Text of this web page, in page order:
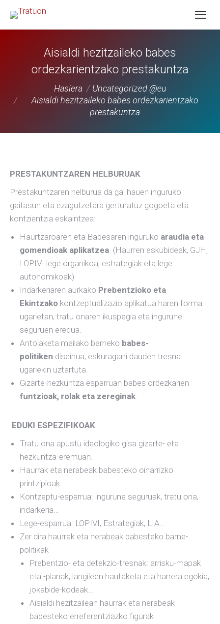
Aisialdi hezitzaileko babes
ordezkarientzako prestakuntza
You are here:Hasiera
Uncategorized @eu
Aisialdi hezitzaileko babes ordezkarientzako
prestakuntza
PRESTAKUNTZAREN HELBURUAK
Prestakuntzaren helburua da gai hauen inguruko
gaitasun eta ezagutzetara gerturatuz gogoeta eta
kontzientzia eskaintzea:
Haurtzaroaren eta Babesaren inguruko araudia eta
gomendioak aplikatzea. (Haurren eskubideak, GJH,
LOPIVI lege organikoa, estrategiak eta lege
autonomikoak)
Indarkeriaren aurkako Prebentzioko eta
Ekintzako kontzeptualizazio aplikatua haren forma
ugarietan, tratu onaren ikuspegia eta ingurune
seguruen eredua.
Antolaketa mailako barneko babes-
politiken diseinua, eskuragarri dauden tresna
ugariekin uztartuta.
Gizarte-hezkuntza esparruan babes ordezkarien
funtzioak, rolak eta zereginak.
EDUKI ESPEZIFIKOAK
Tratu ona apustu ideologiko gisa gizarte- eta
hezkuntza-eremuan.
Haurrak eta nerabeak babesteko oinarrizko
printzipioak.
Kontzeptu-esparrua: ingurune seguruak, tratu ona,
indarkeria…
Lege-esparrua: LOPIVI, Estrategiak, LIA…
Zer dira haurrak eta nerabeak babesteko barne-
politikak
Prebentzio- eta detekzio-tresnak: arrisku-mapak
eta -planak, langileen hautaketa eta harrera egokia,
jokabide-kodeak…
Aisialdi hezitzailean haurrak eta nerabeak
babesteko erreferentziazko figurak